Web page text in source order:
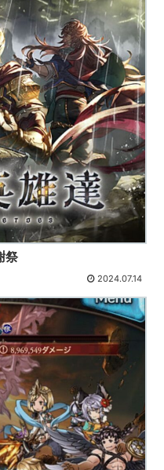
祭
2024.07.14